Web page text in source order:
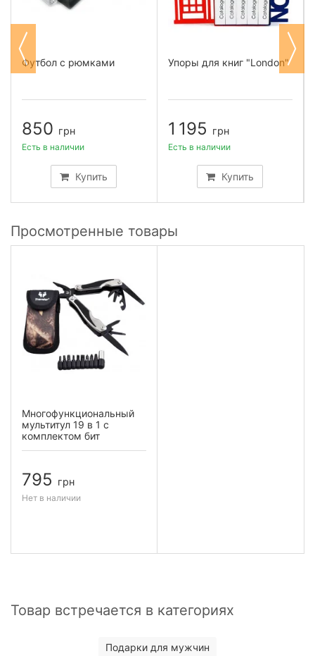
Футбол с рюмками
850 грн
Купить
Есть в наличии
Упоры для книг "London"
1 195 грн
Купить
Есть в наличии
Просмотренные товары
Многофункциональный
мультитул 19 в 1 с
комплектом бит
795 грн
Нет в наличии
Товар встречается в категориях
Подарки для мужчин